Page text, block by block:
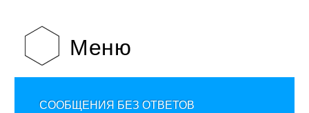
Меню
СООБЩЕНИЯ БЕЗ ОТВЕТОВ